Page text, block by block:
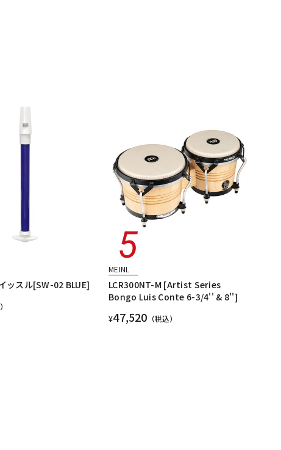
ッスル[SW-02 BLUE]
MEINL
LCR300NT-M [Artist Series
Bongo Luis Conte 6-3/4'' & 8'']
¥47,520 （税込）